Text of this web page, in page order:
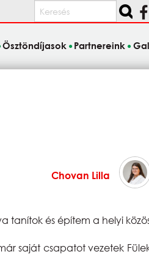
Keresés
Ösztöndíjasok Partnereink
Chovan Lilla
tanítok és építem a helyi
saját csapatot vezetek